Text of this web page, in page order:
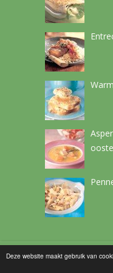
Deze website maakt gebruik van